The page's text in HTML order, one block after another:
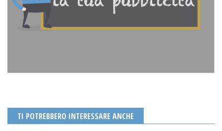
TI POTREBBERO INTERESSARE ANCHE